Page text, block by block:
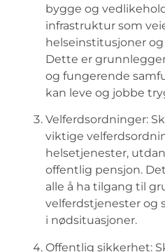
bygge ⁢og
infrastruktur som⁤
helseinstitusjoner‍
⁣Dette ‍er‍
og ⁣fungerende
kan⁣ leve og jobbe
Velferdsordninger:
viktige
helsetjenester,
offentlig pensjon.
alle‍ å⁢ ha tilgang til
velferdstjenester ‌og
i‌ nødsituasjoner.
Offentlig sikkerhet: